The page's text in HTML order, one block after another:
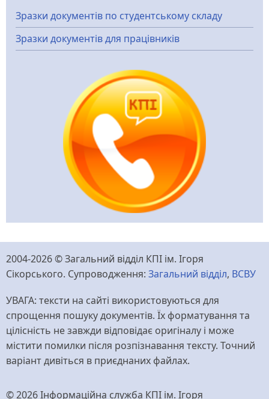
Зразки документів по студентському складу
Зразки документів для працівників
2004-2026 © Загальний відділ КПІ ім. Ігоря
Сікорського. Супроводження: Загальний відділ, ВСВУ
УВАГА: тексти на сайті використовуються для
спрощення пошуку документів. Їх форматування та
цілісність не завжди відповідає оригіналу і може
містити помилки після розпізнавання тексту. Точний
варіант дивіться в приєднаних файлах.
© 2026 Інформаційна служба КПІ ім. Ігоря